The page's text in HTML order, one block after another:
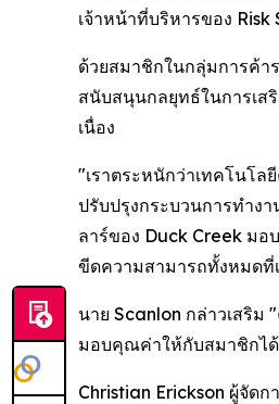
เจ้าหน้าที่บริหารของ
ด้วยสมาชิกในกลุ่มการค้า
สนับสนุนกลยุทธ์ในการเส
เนื่อง
"เราตระหนักว่าเทคโนโล
ปรับปรุงกระบวนการทำง
ลาร์ของ Duck Creek ม
ขีดความสามารถทั้งหมดที่
นาย Scanlon กล่าวเสริม
มอบคุณค่าให้กับสมาชิกไ
Christian Erickson ผู้จัด